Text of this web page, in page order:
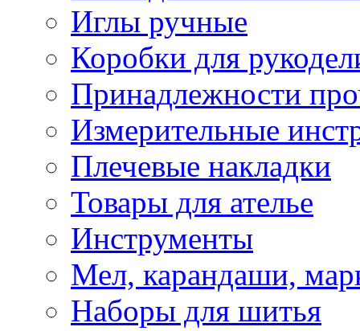
Иглы ручные
Коробки для
Принадлежности
Измерительные
Плечевые накладки
Товары для ателье
Инструменты
Мел, карандаши,
Наборы для шитья